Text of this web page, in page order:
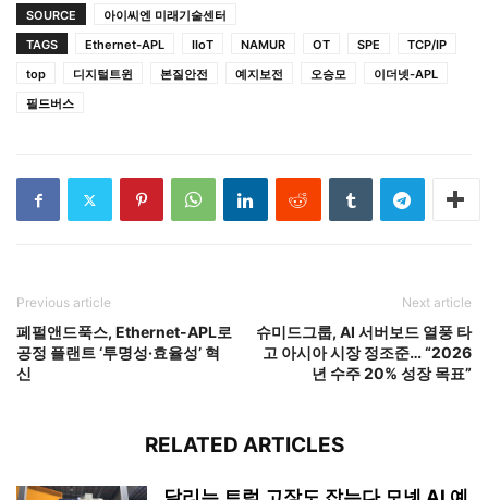
SOURCE
아이씨엔 미래기술센터
TAGS
Ethernet-APL IIoT NAMUR OT SPE
TCP/IP
top
디지털트윈 본질안전 예지보전 오승모
이더넷-APL
필드버스
Previous article
페펄앤드푹스, Ethernet-APL로
공정 플랜트 ‘투명성·효율성’ 혁
신
Next article
슈미드그룹, AI 서버보드 열풍 타
고 아시아 시장 정조준… “2026
년 수주 20% 성장 목표”
RELATED ARTICLES